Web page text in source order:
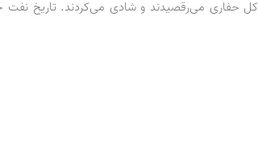
حفاری می‌رقصیدند و شادی می‌کردند. تاریخ نفت